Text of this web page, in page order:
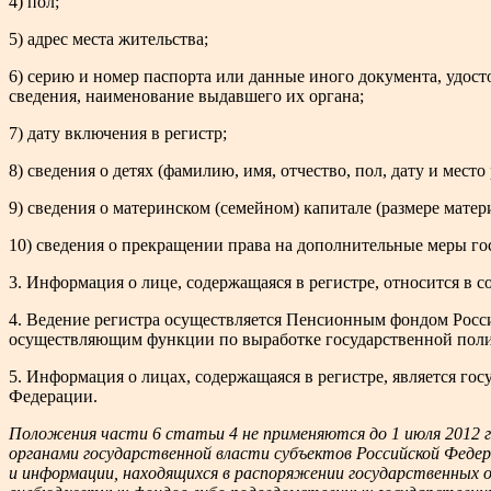
5) адрес места жительства;
6) серию и номер паспорта или данные иного документа,
сведения, наименование выдавшего их органа;
7) дату включения в регистр;
8) сведения о детях (фамилию, имя, отчество, пол, дату и
9) сведения о материнском (семейном) капитале (размере
10) сведения о прекращении права на дополнительные меры
3. Информация о лице, содержащаяся в регистре, относится в
4. Ведение регистра осуществляется Пенсионным фондом
осуществляющим функции по выработке государственной
5. Информация о лицах, содержащаяся в регистре, является
Федерации.
Положения части 6 статьи 4 не применяются до 1 июля 2012
органами государственной власти субъектов Российской
и информации, находящихся в распоряжении государственных